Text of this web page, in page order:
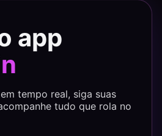
app
tempo real, siga suas
tudo que rola no